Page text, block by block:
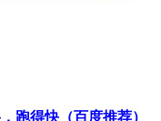
跑得快（百度推荐）